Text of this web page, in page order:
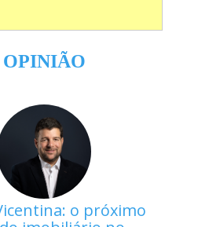
OPINIÃO
o próximo